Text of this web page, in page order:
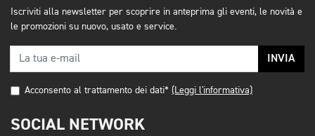
Iscriviti alla newsletter per scoprire in anteprima gli eventi, le novità e
le promozioni su nuovo, usato e service.
INVIA
Acconsento al trattamento dei dati* (Leggi l'informativa)
SOCIAL NETWORK